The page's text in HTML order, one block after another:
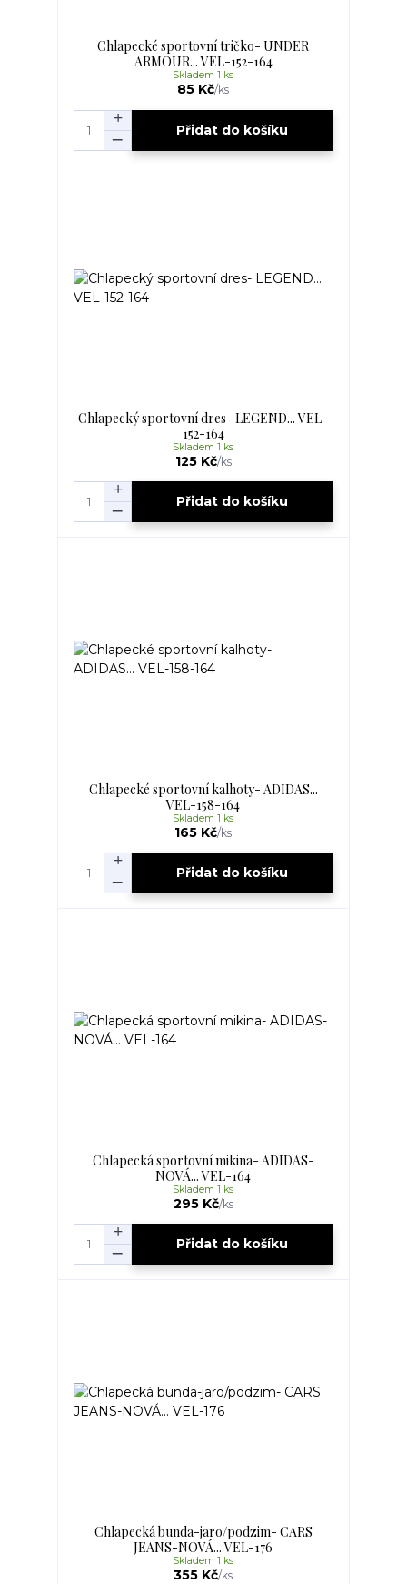
Chlapecké sportovní tričko- UNDER
ARMOUR... VEL-152-164
85 Kč/ks
Skladem 1 ks
Přidat do košíku
Chlapecký sportovní dres- LEGEND... VEL-
152-164
125 Kč/ks
Skladem 1 ks
Přidat do košíku
Chlapecké sportovní kalhoty- ADIDAS...
VEL-158-164
165 Kč/ks
Skladem 1 ks
Přidat do košíku
Chlapecká sportovní mikina- ADIDAS-
NOVÁ... VEL-164
295 Kč/ks
Skladem 1 ks
Přidat do košíku
Chlapecká bunda-jaro/podzim- CARS
JEANS-NOVÁ... VEL-176
355 Kč/ks
Skladem 1 ks